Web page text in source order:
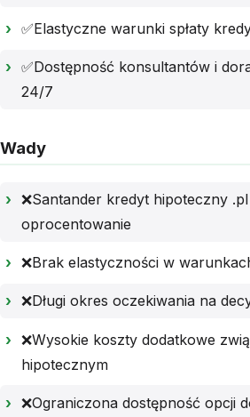
✅Elastyczne warunki spłaty
✅Dostępność konsultantów i
24/7
Wady
❌Santander kredyt hipoteczny
oprocentowanie
❌Brak elastyczności w
❌Długi okres oczekiwania na
❌Wysokie koszty dodatkowe
hipotecznym
❌Ograniczona dostępność opcji